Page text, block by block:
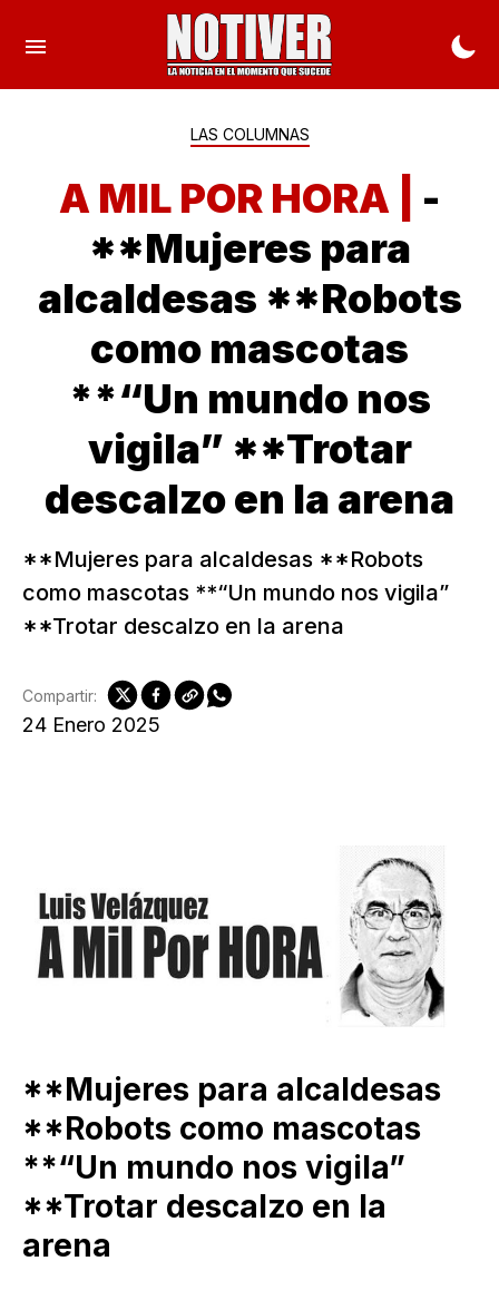
LAS COLUMNAS
A MIL POR HORA | -
**Mujeres para
alcaldesas **Robots
como mascotas
**“Un mundo nos
vigila” **Trotar
descalzo en la arena
**Mujeres para alcaldesas **Robots
como mascotas **“Un mundo nos vigila”
**Trotar descalzo en la arena
24 Enero 2025
Compartir:
**Mujeres para alcaldesas
**Robots como mascotas
**“Un mundo nos vigila”
**Trotar descalzo en la
arena